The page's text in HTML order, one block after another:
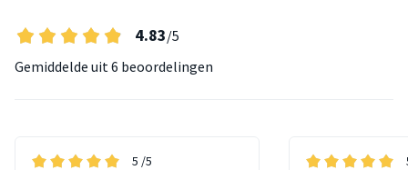
4.83/5
Gemiddelde uit 6 beoordelingen
5 /5